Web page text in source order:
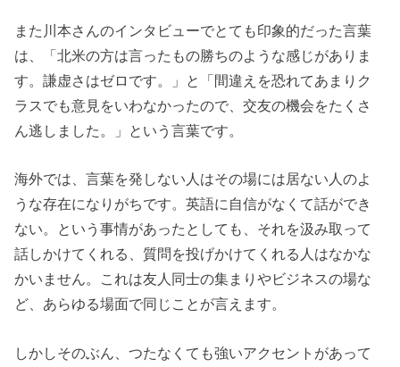
また川本さんのインタビューでとても印象的だった言葉
は、「北米の方は言ったもの勝ちのような感じがありま
す。謙虚さはゼロです。」と「間違えを恐れてあまりク
ラスでも意見をいわなかったので、交友の機会をたくさ
ん逃しました。」という言葉です。
海外では、言葉を発しない人はその場には居ない人のよ
うな存在になりがちです。英語に自信がなくて話ができ
ない。という事情があったとしても、それを汲み取って
話しかけてくれる、質問を投げかけてくれる人はなかな
かいません。これは友人同士の集まりやビジネスの場な
ど、あらゆる場面で同じことが言えます。
しかしそのぶん、つたなくても強いアクセントがあって